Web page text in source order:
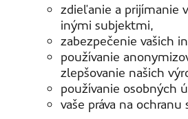
zdieľanie a prijímanie
inými subjektmi,
zabezpečenie vašich
používanie
zlepšovanie našich
používanie osobných
vaše práva na ochranu